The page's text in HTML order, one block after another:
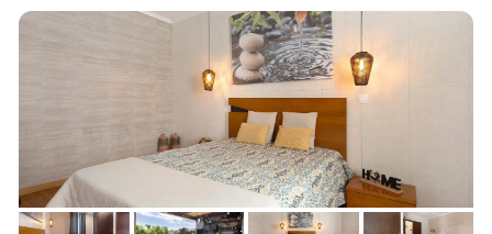
zijn het uitzichtpunt Fonte Grande, de natuurlijke zwembaden
van Santo António en het restaurant 4 Plátanos. Er is gratis